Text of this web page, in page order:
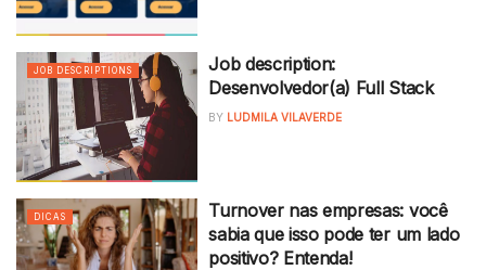
JOB DESCRIPTIONS
Job description:
Desenvolvedor(a) Full Stack
BY LUDMILA VILAVERDE
DICAS
Turnover nas empresas: você
sabia que isso pode ter um lado
positivo? Entenda!